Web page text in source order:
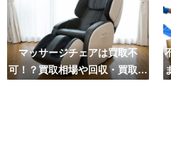
マッサージチェアは買取不
可！？買取相場や回収・買取の